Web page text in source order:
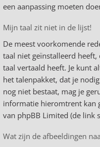
een aanpassing moeten
Mijn taal zit niet in de lijst!
De meest voorkomende
taal niet geïnstalleerd
taal vertaald heeft. Je kunt
het talenpakket, dat je
nog niet bestaat, mag je
informatie hieromtrent kan
van phpBB Limited (de link
Wat zijn de afbeeldingen